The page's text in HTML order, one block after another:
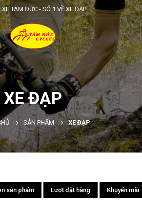
XE TÂM ĐỨC - SỐ 1 VỀ XE ĐẠP
XE ĐẠP
SẢN PHẨM XE ĐẠP
sản phẩm Lượt đặt hàng Khuyến mãi